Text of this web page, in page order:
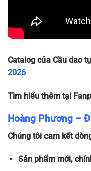
Catalog của Cầu dao
2026
Tìm hiểu thêm tại
Hoàng Phương –
Chúng tôi cam kết
Sản phẩm mới,